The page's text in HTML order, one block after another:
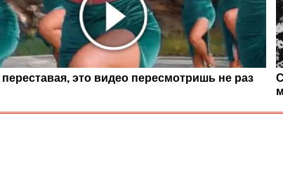
переставая, это видео пересмотришь не раз